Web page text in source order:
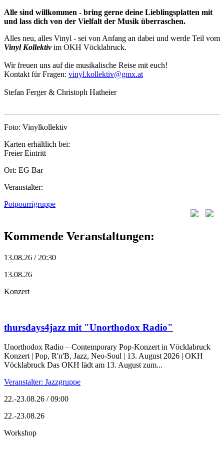
Alle sind willkommen - bring gerne deine Lieblingsplatten mit
und lass dich von der Vielfalt der Musik überraschen.
Alles neu, alles Vinyl - sei von Anfang an dabei und werde Teil vom
Vinyl Kollektivim OKH Vöcklabruck.
Wir freuen uns auf die musikalische Reise mit euch!
Kontakt für Fragen: vinyl.kollektiv@gmx.at
Stefan Ferger & Christoph Hatheier
Foto: Vinylkollektiv
Karten erhältlich bei:
Freier Eintritt
Ort: EG Bar
Veranstalter:
Potpourrigruppe
Kommende Veranstaltungen:
13.08.26 / 20:30
13.08.26
Konzert
thursdays4jazz mit "Unorthodox Radio"
Unorthodox Radio – Contemporary Pop-Konzert in Vöcklabruck
Konzert | Pop, R'n'B, Jazz, Neo-Soul | 13. August 2026 | OKH
Vöcklabruck Das OKH lädt am 13. August zum...
Veranstalter: Jazzgruppe
22.-23.08.26 / 09:00
22.-23.08.26
Workshop